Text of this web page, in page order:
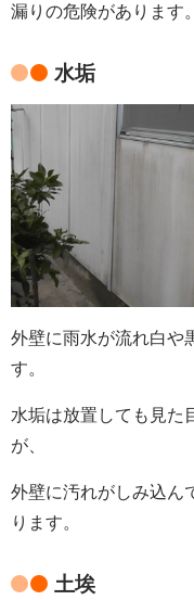
漏りの危険があります。
水垢
外壁に雨水が流れ白や
す。
水垢は放置しても見た
が、
外壁に汚れがしみ込ん
ります。
土埃